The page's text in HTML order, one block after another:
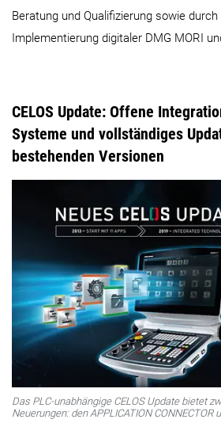
Beratung und Qualifizierung sowie
Implementierung digitaler DMG MORI
CELOS Update: Offene
Systeme und vollständiges
bestehenden Versionen
Das PLC-unabhängige CELOS Update bietet
Neuerungen: den APPLICATION CONNECTOR